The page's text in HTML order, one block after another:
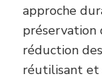
approche
préservation
réduction
réutilisant et